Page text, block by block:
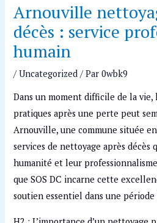
Arnouville
décès : service
humain
/Uncategorized / Par0wbk9
Dans un moment difficile de la vie,
pratiques après une perte peut
Arnouville, une commune située
services de nettoyage après
humanité et leur
que SOS DC incarne cette
soutien essentiel dans une